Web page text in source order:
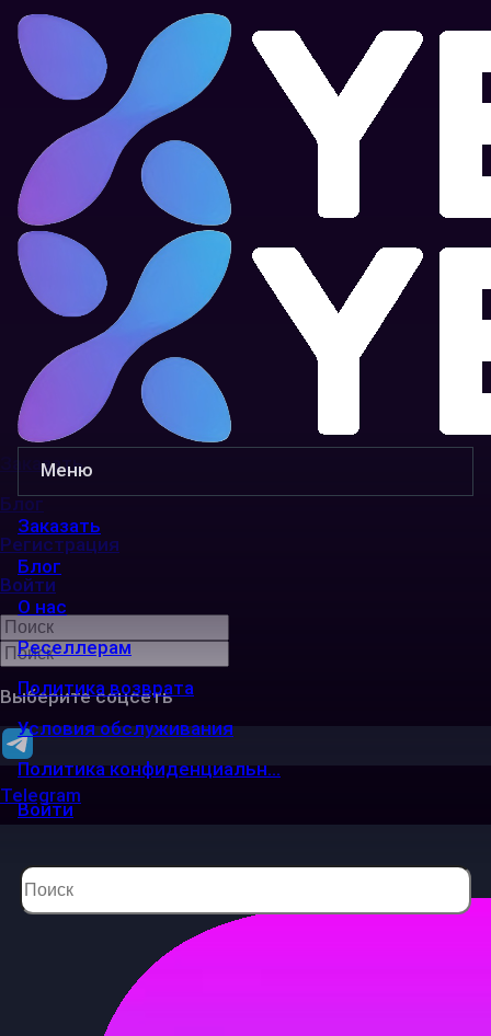
Меню
Заказать
Блог
О нас
Реселлерам
Политика возврата
Условия обслуживания
Политика конфиденциальн...
Войти
Заказать
Блог
Регистрация
Войти
Выберите соцсеть
Telegram